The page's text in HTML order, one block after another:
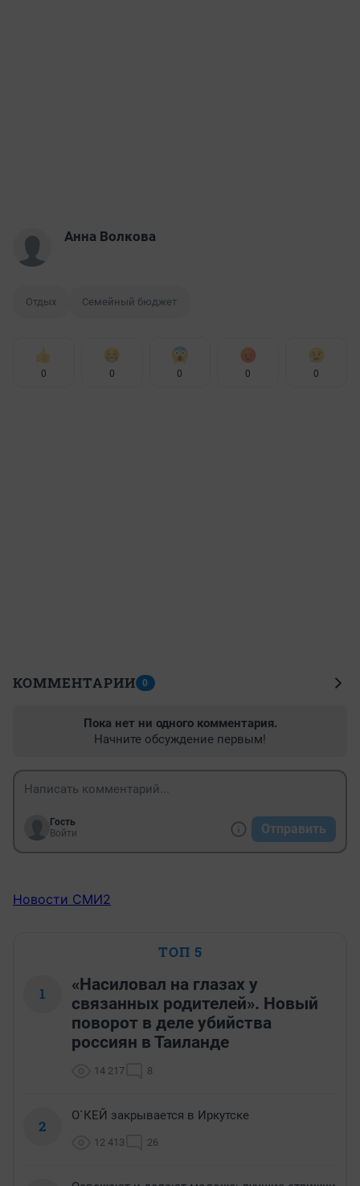
Анна Волкова
Отдых Семейный бюджет
0 0 0 0 0
КОММЕНТАРИИ 0
Пока нет ни одного комментария.
Начните обсуждение первым!
Гость
Войти
Отправить
Новости СМИ2
ТОП 5
1
«Насиловал на глазах у
связанных родителей». Новый
поворот в деле убийства
россиян в Таиланде
14 217 8
2
О`КЕЙ закрывается в Иркутске
12 413 26